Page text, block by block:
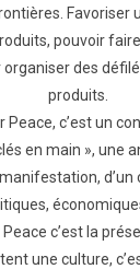
Favoriser
pouvoir
organiser des
produits.
Peace, c’est un
en main », une
manifestation,
c’est la
une culture,